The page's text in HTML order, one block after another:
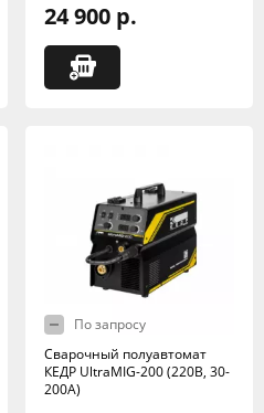
24 900 р.
По запросу
Сварочный полуавтомат
КЕДР UltraMIG-200 (220В, 30-
200А)